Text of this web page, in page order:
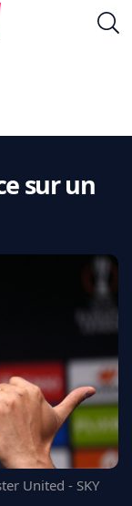
sur un
United - SKY